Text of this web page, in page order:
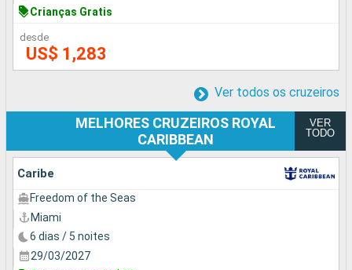
Crianças Gratis
desde
US$ 1,283
Ver todos os cruzeiros
MELHORES CRUZEIROS ROYAL
CARIBBEAN
VER
TODO
Caribe
Freedom of the Seas
Miami
6 dias / 5 noites
29/03/2027